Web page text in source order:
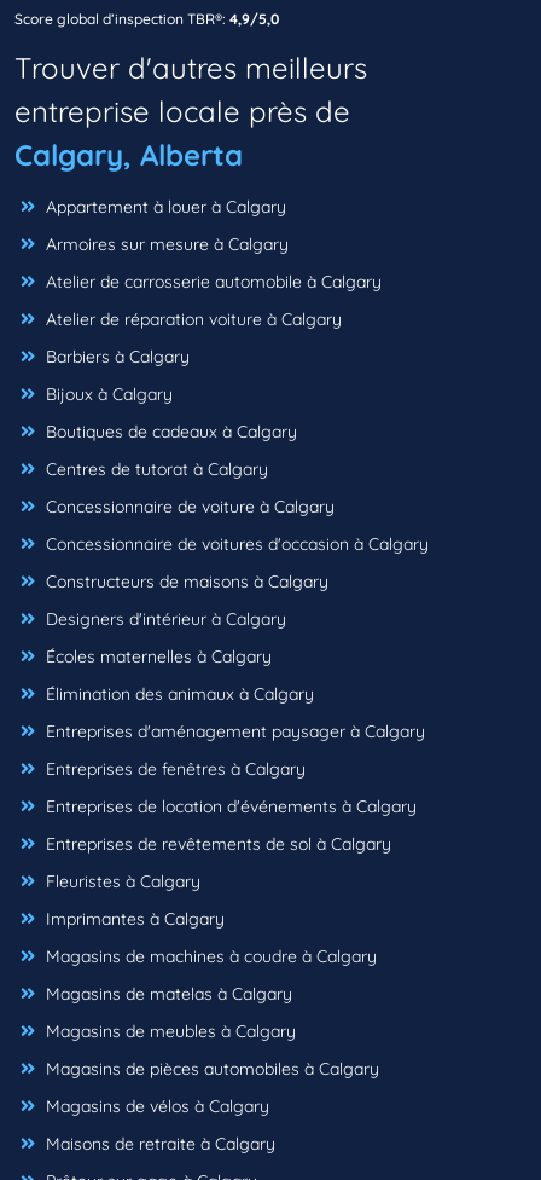
Score global d’inspection TBR®: 4,9/5,0
Trouver d'autres meilleurs
entreprise locale près de
Calgary, Alberta
Appartement à louer à Calgary
Armoires sur mesure à Calgary
Atelier de carrosserie automobile à Calgary
Atelier de réparation voiture à Calgary
Barbiers à Calgary
Bijoux à Calgary
Boutiques de cadeaux à Calgary
Centres de tutorat à Calgary
Concessionnaire de voiture à Calgary
Concessionnaire de voitures d'occasion à Calgary
Constructeurs de maisons à Calgary
Designers d'intérieur à Calgary
Écoles maternelles à Calgary
Élimination des animaux à Calgary
Entreprises d'aménagement paysager à Calgary
Entreprises de fenêtres à Calgary
Entreprises de location d'événements à Calgary
Entreprises de revêtements de sol à Calgary
Fleuristes à Calgary
Imprimantes à Calgary
Magasins de machines à coudre à Calgary
Magasins de matelas à Calgary
Magasins de meubles à Calgary
Magasins de pièces automobiles à Calgary
Magasins de vélos à Calgary
Maisons de retraite à Calgary